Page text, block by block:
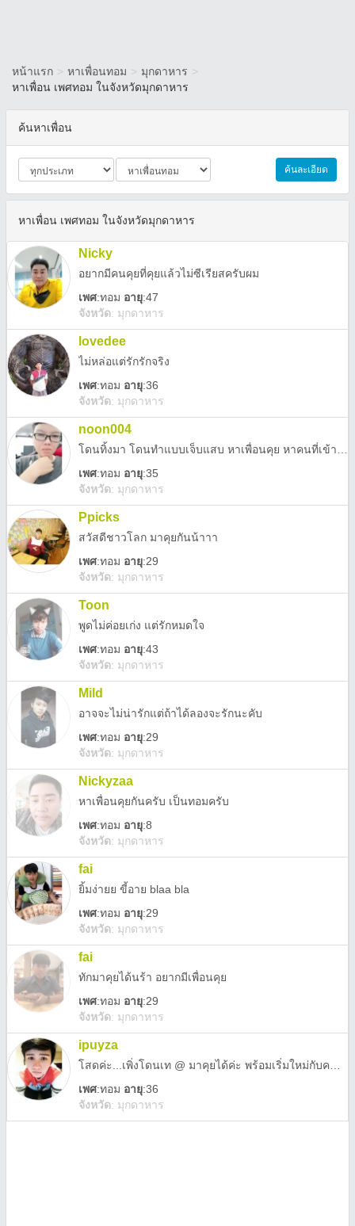
หน้าแรก > หาเพื่อนทอม > มุกดาหาร >
หาเพื่อน เพศทอม ในจังหวัดมุกดาหาร
ค้นหาเพื่อน
ค้นละเอียด
หาเพื่อน เพศทอม ในจังหวัดมุกดาหาร
Nicky
อยากมีคนคุยที่คุยแล้วไม่ซีเรียสครับผม
เพศ:ทอม อายุ:47
จังหวัด: มุกดาหาร
lovedee
ไม่หล่อแต่รักรักจริง
เพศ:ทอม อายุ:36
จังหวัด: มุกดาหาร
noon004
เพศ:ทอม อายุ:35
จังหวัด: มุกดาหาร
Ppicks
สวัสดีชาวโลก มาคุยกันน้าาา
เพศ:ทอม อายุ:29
จังหวัด: มุกดาหาร
Toon
พูดไม่ค่อยเก่ง แต่รักหมดใจ
เพศ:ทอม อายุ:43
จังหวัด: มุกดาหาร
Mild
อาจจะไม่น่ารักแต่ถ้าได้ลองจะรักนะคับ
เพศ:ทอม อายุ:29
จังหวัด: มุกดาหาร
Nickyzaa
หาเพื่อนคุยกันครับ เป็นทอมครับ
เพศ:ทอม อายุ:8
จังหวัด: มุกดาหาร
fai
ยิ้มง่ายย ขี้อาย blaa bla
เพศ:ทอม อายุ:29
จังหวัด: มุกดาหาร
fai
ทักมาคุยได้นร้า อยากมีเพื่อนคุย
เพศ:ทอม อายุ:29
จังหวัด: มุกดาหาร
ipuyza
เพศ:ทอม อายุ:36
จังหวัด: มุกดาหาร